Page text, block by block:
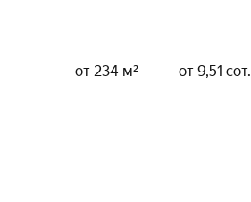
от 234 м² от 9,51 сот.